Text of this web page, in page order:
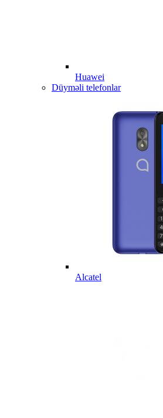
Huawei
Düyməli telefonlar
Alcatel